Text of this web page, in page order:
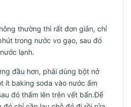
thường thì rất đơn giản, chỉ
trong nước vo gạo, sau đó
lạnh.
đầu hơn, phải dùng bột nở
ít baking soda vào nước ấm
đó thấm lên trên vết bẩn.Để